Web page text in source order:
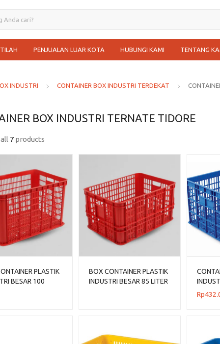
PENJUALAN LUAR KOTA HUBUNGI KAMI TENTANG
INDUSTRI CONTAINER BOX INDUSTRI TERDEKAT
BOX INDUSTRI TERNATE TIDORE
7 products
PLASTIK
BESAR 100
BOX CONTAINER PLASTIK
INDUSTRI BESAR 85 LITER
LITER
Rp